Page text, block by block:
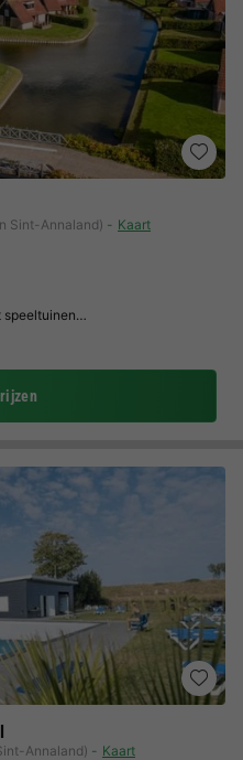
Sint-Annaland) Kaart
speeltuinen…
Annaland) Kaart